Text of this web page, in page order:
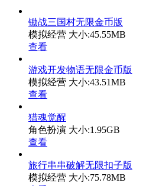
锄战三国村无限金币版
模拟经营 大小:45.55MB
查看
游戏开发物语无限金币版
模拟经营 大小:43.51MB
查看
猎魂觉醒
角色扮演 大小:1.95GB
查看
旅行串串破解无限扣子版
模拟经营 大小:75.78MB